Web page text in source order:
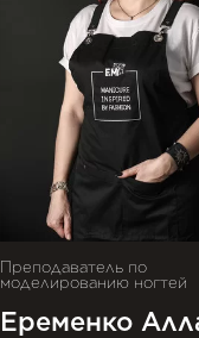
Преподаватель по
моделированию ногтей
Еременко